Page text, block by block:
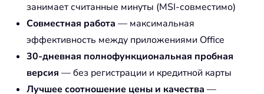
занимает считанные минуты (MSI-совместимо)
Совместная работа — максимальная
эффективность между приложениями Office
30-дневная полнофункциональная пробная
версия — без регистрации и кредитной карты
Лучшее соотношение цены и качества —